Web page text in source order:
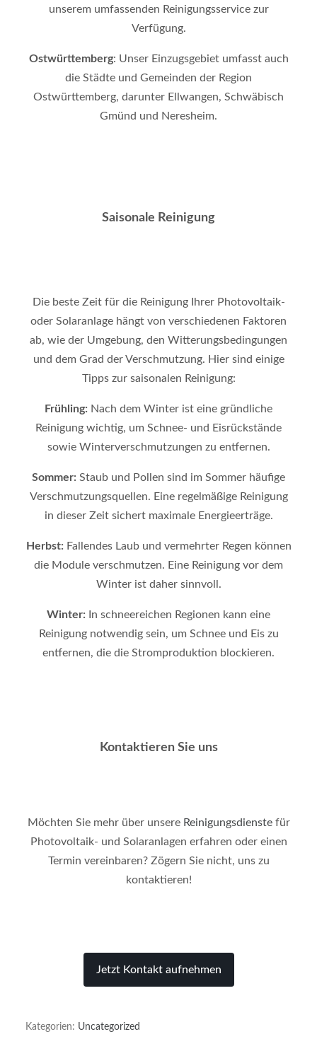
unserem umfassenden Reinigungsservice zur
Verfügung.
Ostwürttemberg: Unser Einzugsgebiet umfasst auch
die Städte und Gemeinden der Region
Ostwürttemberg, darunter Ellwangen, Schwäbisch
Gmünd und Neresheim.
Saisonale Reinigung
Die beste Zeit für die Reinigung Ihrer Photovoltaik-
oder Solaranlage hängt von verschiedenen Faktoren
ab, wie der Umgebung, den Witterungsbedingungen
und dem Grad der Verschmutzung. Hier sind einige
Tipps zur saisonalen Reinigung:
Frühling: Nach dem Winter ist eine gründliche
Reinigung wichtig, um Schnee- und Eisrückstände
sowie Winterverschmutzungen zu entfernen.
Sommer: Staub und Pollen sind im Sommer häufige
Verschmutzungsquellen. Eine regelmäßige Reinigung
in dieser Zeit sichert maximale Energieerträge.
Herbst: Fallendes Laub und vermehrter Regen können
die Module verschmutzen. Eine Reinigung vor dem
Winter ist daher sinnvoll.
Winter: In schneereichen Regionen kann eine
Reinigung notwendig sein, um Schnee und Eis zu
entfernen, die die Stromproduktion blockieren.
Kontaktieren Sie uns
Möchten Sie mehr über unsere Reinigungsdienstefür
Photovoltaik- und Solaranlagen erfahren oder einen
Termin vereinbaren? Zögern Sie nicht, uns zu
kontaktieren!
Jetzt Kontakt aufnehmen
Kategorien: Uncategorized